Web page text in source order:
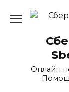
Онлайн